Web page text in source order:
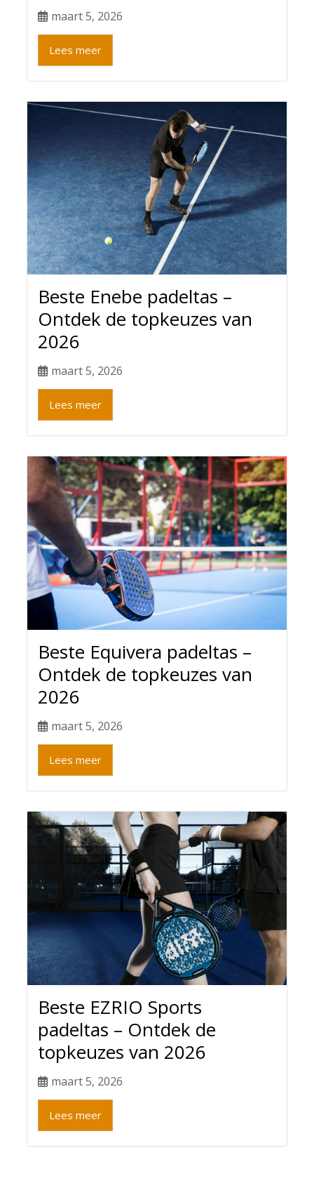
maart 5, 2026
Lees meer
Beste Enebe padeltas –
Ontdek de topkeuzes van
2026
maart 5, 2026
Lees meer
Beste Equivera padeltas –
Ontdek de topkeuzes van
2026
maart 5, 2026
Lees meer
Beste EZRIO Sports
padeltas – Ontdek de
topkeuzes van 2026
maart 5, 2026
Lees meer